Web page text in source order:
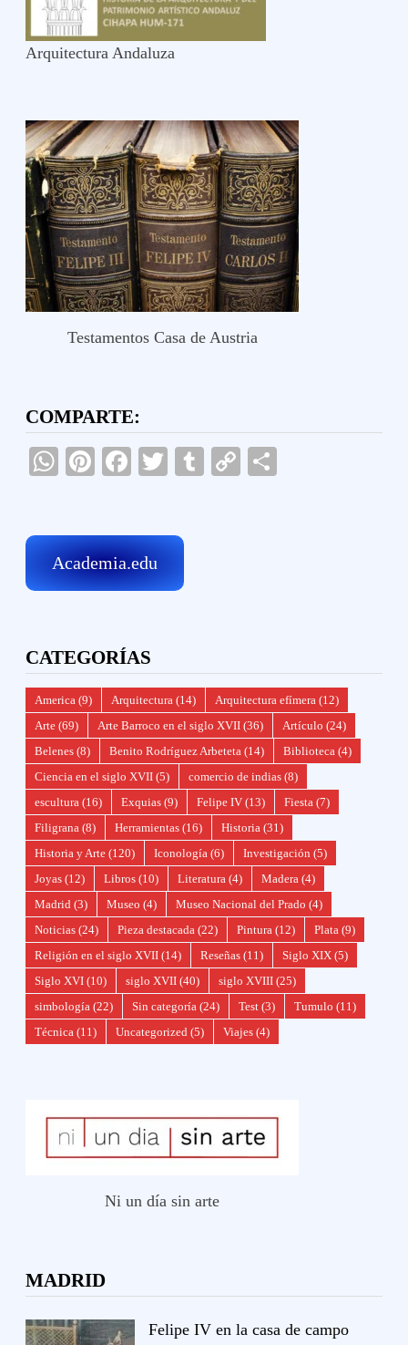
Arquitectura Andaluza
Testamentos Casa de Austria
COMPARTE:
WhatsApp
Pinterest
Facebook
TwitterTumblr
Copy
Academia.edu
CATEGORÍAS
America (9) Arquitectura (14) Arquitectura efímera (12)
Arte (69) Arte Barroco en el siglo XVII (36) Artículo (24)
Belenes (8) Benito Rodríguez Arbeteta (14) Biblioteca (4)
Ciencia en el siglo XVII (5) comercio de indias (8)
escultura (16) Exquias (9) Felipe IV (13) Fiesta (7)
Filigrana (8) Herramientas (16) Historia (31)
Historia y Arte (120) Iconología (6) Investigación (5)
Joyas (12) Libros (10) Literatura (4) Madera (4)
Madrid (3) Museo (4) Museo Nacional del Prado (4)
Noticias (24) Pieza destacada (22) Pintura (12) Plata (9)
Religión en el siglo XVII (14) Reseñas (11) Siglo XIX (5)
Siglo XVI (10) siglo XVII (40) siglo XVIII (25)
simbología (22) Sin categoría (24) Test (3) Tumulo (11)
Técnica (11) Uncategorized (5) Viajes (4)
Ni un día sin arte
MADRID
Felipe IV en la casa de campo